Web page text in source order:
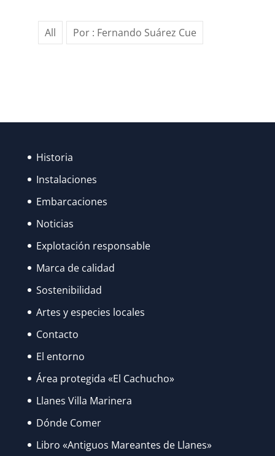
SIGLO,
GRACIAS
LAS
SU
All Por : Fernando Suárez Cue
Historia
Instalaciones
Embarcaciones
Noticias
Explotación responsable
Marca de calidad
Sostenibilidad
Artes y especies locales
Contacto
El entorno
Área protegida «El Cachucho»
Llanes Villa Marinera
Dónde Comer
Libro «Antiguos Mareantes de Llanes»